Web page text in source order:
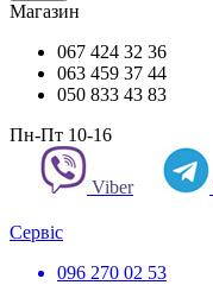
Магазин
067 424 32 36
063 459 37 44
050 833 43 83
Пн-Пт 10-16
Viber
Сервіс
096 270 02 53